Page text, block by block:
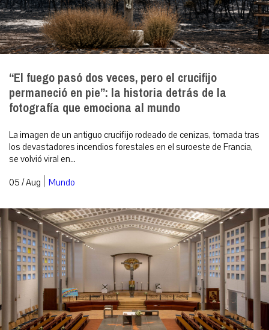
“El fuego pasó dos veces, pero el crucifijo
permaneció en pie”: la historia detrás de la
fotografía que emociona al mundo
La imagen de un antiguo crucifijo rodeado de cenizas, tomada tras
los devastadores incendios forestales en el suroeste de Francia,
se volvió viral en...
05 / Aug | Mundo